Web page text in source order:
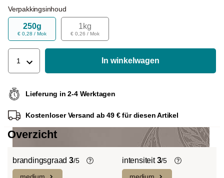
Verpakkingsinhoud
250g
€ 0,28 / Mok
1kg
€ 0,26 / Mok
1 In winkelwagen
Lieferung in 2-4 Werktagen
Kostenloser Versand ab 49 € für diesen Artikel
Overzicht
brandingsgraad 3/5 intensiteit3/5